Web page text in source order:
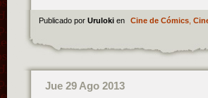
Publicado por Uruloki en Cine de Cómics,
Jue 29 Ago 2013